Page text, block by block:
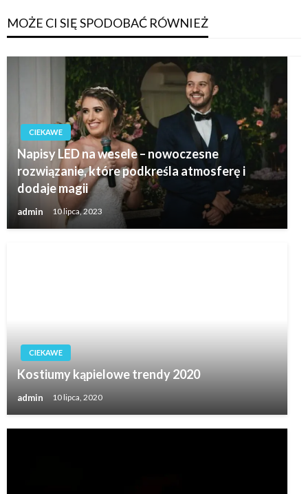
MOŻE CI SIĘ SPODOBAĆ RÓWNIEŻ
CIEKAWE
Napisy LED na wesele – nowoczesne
rozwiązanie, które podkreśla atmosferę i
dodaje magii
admin 10 lipca, 2023
CIEKAWE
Kostiumy kąpielowe trendy 2020
admin 10 lipca, 2020